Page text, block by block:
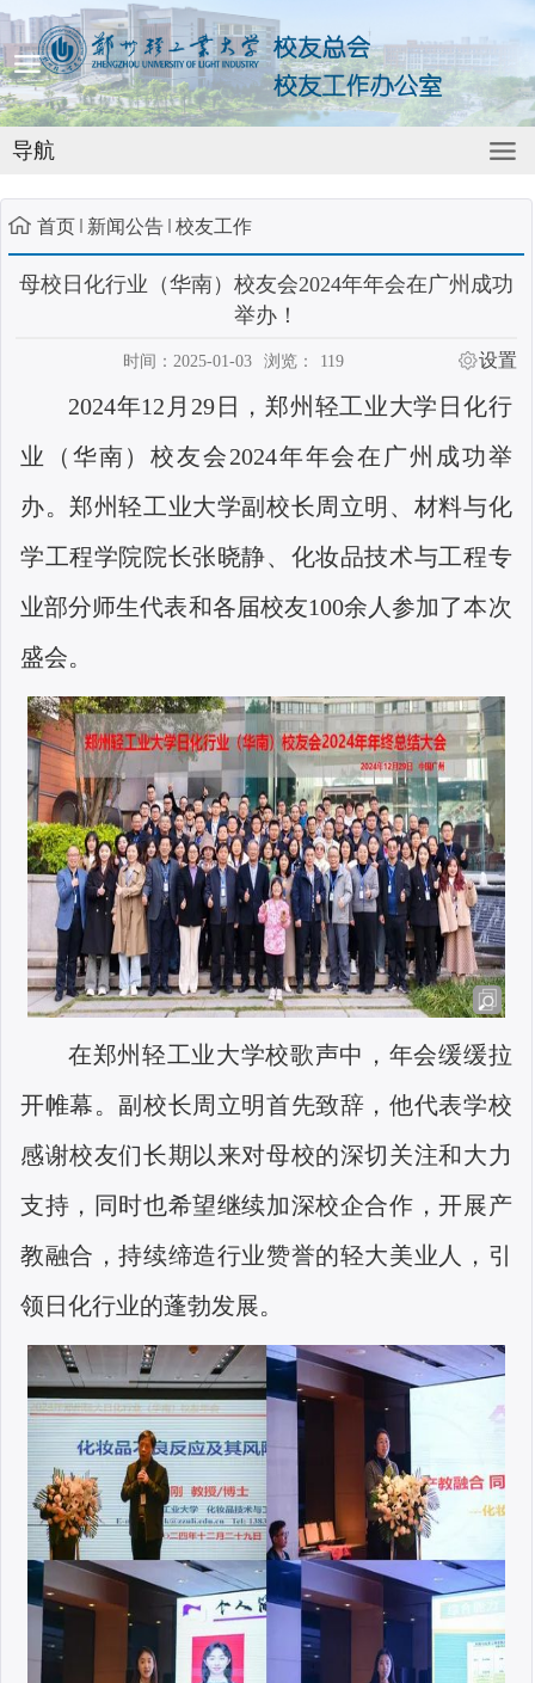
导航
首页 新闻公告 校友工作
母校日化行业（华南）校友会2024年年会在广州成功
举办！
时间：2025-01-03 浏览： 119 设置
2024年12 月 29日，郑州轻工业大学日化行
业（华南）校友会2024年年会在广州成功举
办。郑州轻工业大学副校长周立明、材料与化
学工程学院院长张晓静、化妆品技术与工程专
业部分师生代表和各届校友100余人参加了本次
盛会。
在郑州轻工业大学校歌声中，年会缓缓拉
开帷幕。副校长周立明首先致辞，他代表学校
感谢校友们长期以来对母校的深切关注和大力
支持，同时也希望继续加深校企合作，开展产
教融合，持续缔造行业赞誉的轻大美业人，引
领日化行业的蓬勃发展。